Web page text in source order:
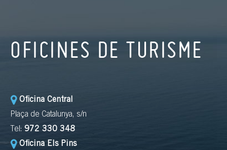
OFICINES DE TURISME
Oficina Central
Plaça de Catalunya, s/n
Tel: 972 330 348
Oficina Els Pins